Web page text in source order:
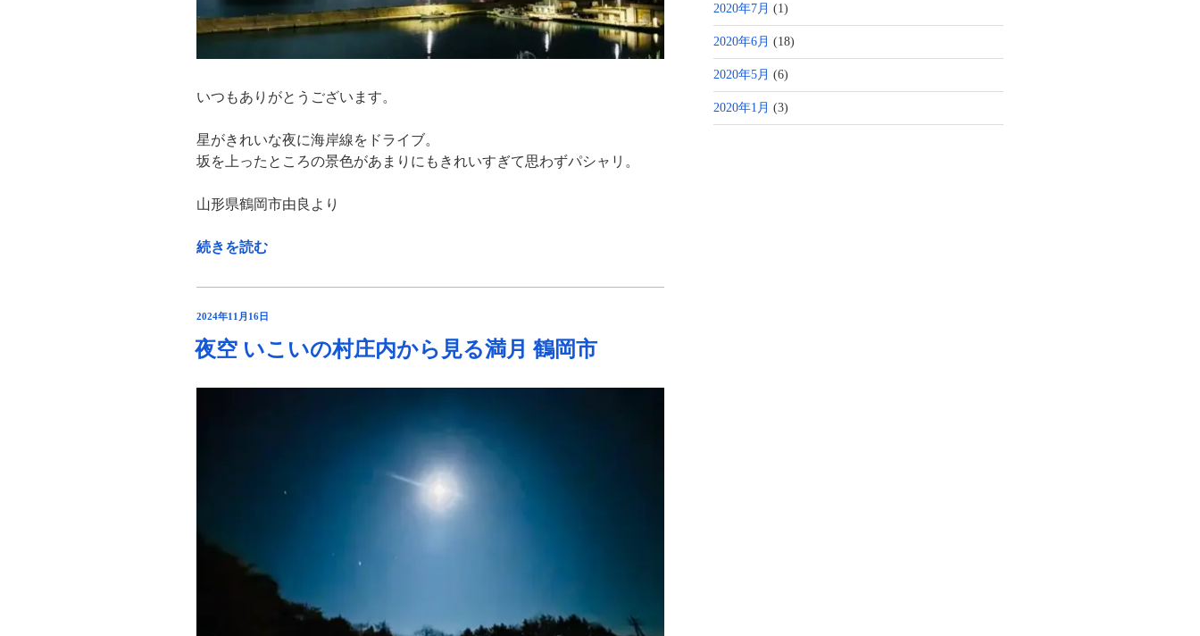
いつもありがとうございます。
星がきれいな夜に海岸線をドライブ。
坂を上ったところの景色があまりにもきれいすぎて思わずパシャリ。
山形県鶴岡市由良より
“う
と
り
景
続きを読む
投
日:
2024年11月16日
夜空 いこいの村庄内から見る満月 鶴岡市
2020年7月 (1)
2020年6月 (18)
2020年5月 (6)
2020年1月 (3)